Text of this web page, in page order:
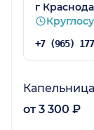
г
от 3 300 ₽